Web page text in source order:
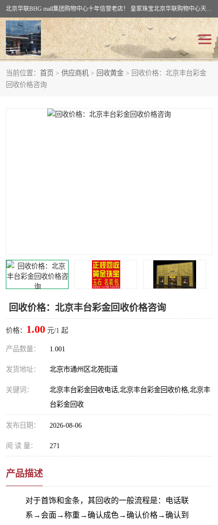
北京华联BHG mall集团购物中心十年信誉老店！ 皇家珠宝北京华联购物中心天时名苑店竭诚欢迎您。 北京市通州区（八通线）通州北苑地铁华联购物中心一层皇家珠宝 北京皇家珠宝通州黄金回收黄金首饰加工店（八通线: 通州北苑地铁华联店）：通州区通州北苑地铁华联购物中心一层皇家珠宝。
当前位置： 首页 > 供应商机 > 回收黄金 > 回收价格：北京丰台彩金
回收价格咨询
回收价格：北京丰台彩金回收价格咨询
价格： 1.00 元/1 起
产品数量： 1.001
发货地址： 北京市通州区北苑街道
关键词：
北京丰台彩金回收电话,北京丰台彩金回收价格,北京丰
台彩金回收
发布日期： 2026-08-06
阅 读 量： 271
产品描述
对于首饰和金条，其回收的一般流程是：电话联
系→会面→称重→确认成色→确认价格→确认到
回收黄金
回收钻石